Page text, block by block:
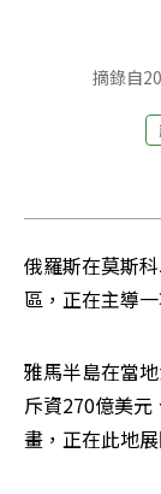
摘錄自
俄羅斯在莫斯
區，正在主導
雅馬半島在當
斥資270億美元
畫，正在此地展